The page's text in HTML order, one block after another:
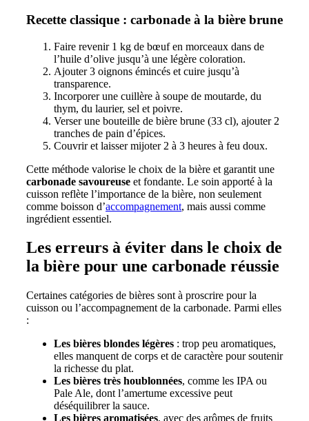
Recette classique : carbonade à la bière brune
Faire revenir 1 kg de bœuf en morceaux dans de
l’huile d’olive jusqu’à une légère coloration.
Ajouter 3 oignons émincés et cuire jusqu’à
transparence.
Incorporer une cuillère à soupe de moutarde, du
thym, du laurier, sel et poivre.
Verser une bouteille de bière brune (33 cl), ajouter 2
tranches de pain d’épices.
Couvrir et laisser mijoter 2 à 3 heures à feu doux.
Cette méthode valorise le choix de la bière et garantit une
carbonade savoureuse et fondante. Le soin apporté à la
cuisson reflète l’importance de la bière, non seulement
comme boisson d’accompagnement, mais aussi comme
ingrédient essentiel.
Les erreurs à éviter dans le choix de
la bière pour une carbonade réussie
Certaines catégories de bières sont à proscrire pour la
cuisson ou l’accompagnement de la carbonade. Parmi elles
:
Les bières blondes légères : trop peu aromatiques,
elles manquent de corps et de caractère pour soutenir
la richesse du plat.
Les bières très houblonnées, comme les IPA ou
Pale Ale, dont l’amertume excessive peut
déséquilibrer la sauce.
Les bières aromatisées, avec des arômes de fruits